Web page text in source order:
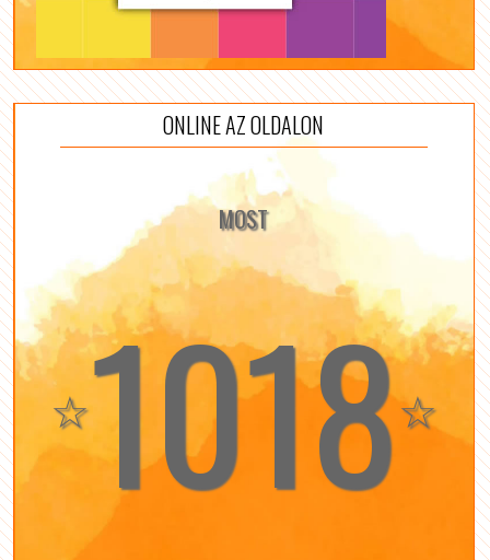
ONLINE AZ OLDALON
MOST
☆1018☆